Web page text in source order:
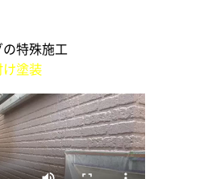
特殊施工
け塗装